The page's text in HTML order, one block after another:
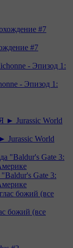
#7
- Эпизод 1:
World
Gate 3:
божий (все